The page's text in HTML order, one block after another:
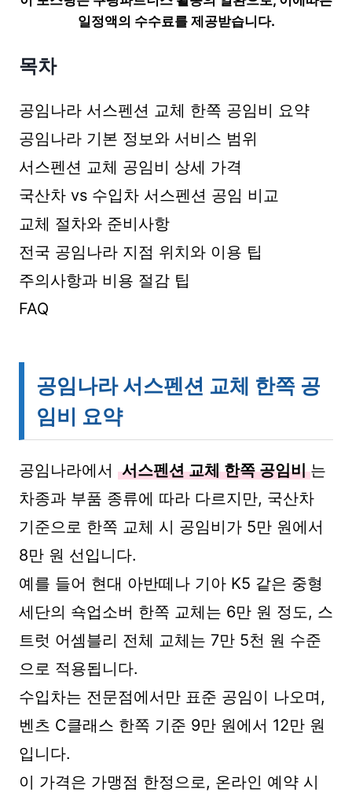
일정액의 수수료를 제공받습니다.
목차
공임나라 서스펜션 교체 한쪽 공임비 요약
공임나라 기본 정보와 서비스 범위
서스펜션 교체 공임비 상세 가격
국산차 vs 수입차 서스펜션 공임 비교
교체 절차와 준비사항
전국 공임나라 지점 위치와 이용 팁
주의사항과 비용 절감 팁
FAQ
공임나라 서스펜션 교체 한쪽 공
임비 요약
공임나라에서 서스펜션 교체 한쪽 공임비 는
차종과 부품 종류에 따라 다르지만, 국산차
기준으로 한쪽 교체 시 공임비가 5만 원에서
8만 원 선입니다.
예를 들어 현대 아반떼나 기아 K5 같은 중형
세단의 쇽업소버 한쪽 교체는 6만 원 정도, 스
트럿 어셈블리 전체 교체는 7만 5천 원 수준
으로 적용됩니다.
수입차는 전문점에서만 표준 공임이 나오며,
벤츠 C클래스 한쪽 기준 9만 원에서 12만 원
입니다.
이 가격은 가맹점 한정으로, 온라인 예약 시